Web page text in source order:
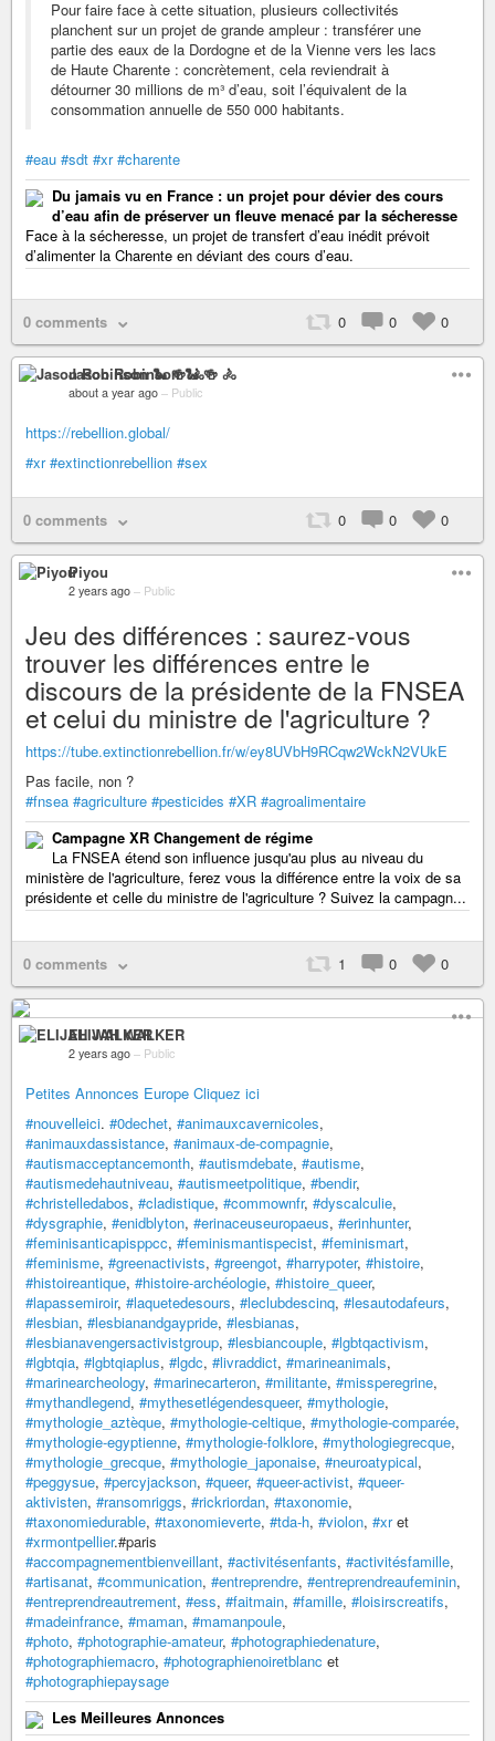
Pour faire face à cette situation, plusieurs collectivités
planchent sur un projet de grande ampleur : transférer une
partie des eaux de la Dordogne et de la Vienne vers les lacs
de Haute Charente : concrètement, cela reviendrait à
détourner 30 millions de m³ d’eau, soit l’équivalent de la
consommation annuelle de 550 000 habitants.
#eau #sdt #xr #charente
Du jamais vu en France : un projet pour dévier des cours
d’eau afin de préserver un fleuve menacé par la sécheresse
Face à la sécheresse, un projet de transfert d’eau inédit prévoit
d’alimenter la Charente en déviant des cours d’eau.
0 comments 0 0 0
Jason Robinson 🐍 🍻 🚴
about a year ago – Public
https://rebellion.global/
#xr #extinctionrebellion #sex
0 comments 0 0 0
Piyou
2 years ago – Public
Jeu des différences : saurez-vous
trouver les différences entre le
discours de la présidente de la FNSEA
et celui du ministre de l'agriculture ?
https://tube.extinctionrebellion.fr/w/ey8UVbH9RCqw2WckN2VUkE
Pas facile, non ?
#fnsea #agriculture #pesticides #XR #agroalimentaire
Campagne XR Changement de régime
La FNSEA étend son influence jusqu'au plus au niveau du
ministère de l'agriculture, ferez vous la différence entre la voix de sa
présidente et celle du ministre de l'agriculture ? Suivez la campagn...
0 comments 1 0 0
ELIJAH WALKER
2 years ago – Public
Petites Annonces Europe Cliquez ici
#nouvelleici. #0dechet, #animauxcavernicoles,
#animauxdassistance, #animaux-de-compagnie,
#autismacceptancemonth, #autismdebate, #autisme,
#autismedehautniveau, #autismeetpolitique, #bendir,
#christelledabos, #cladistique, #commownfr, #dyscalculie,
#dysgraphie, #enidblyton, #erinaceuseuropaeus, #erinhunter,
#feminisanticapisppcc, #feminismantispecist, #feminismart,
#feminisme, #greenactivists, #greengot, #harrypoter, #histoire,
#histoireantique, #histoire-archéologie, #histoire_queer,
#lapassemiroir, #laquetedesours, #leclubdescinq, #lesautodafeurs,
#lesbian, #lesbianandgaypride, #lesbianas,
#lesbianavengersactivistgroup, #lesbiancouple, #lgbtqactivism,
#lgbtqia, #lgbtqiaplus, #lgdc, #livraddict, #marineanimals,
#marinearcheology, #marinecarteron, #militante, #missperegrine,
#mythandlegend, #mythesetlégendesqueer, #mythologie,
#mythologie_aztèque, #mythologie-celtique, #mythologie-comparée,
#mythologie-egyptienne, #mythologie-folklore, #mythologiegrecque,
#mythologie_grecque, #mythologie_japonaise, #neuroatypical,
#peggysue, #percyjackson, #queer, #queer-activist, #queer-
aktivisten, #ransomriggs, #rickriordan, #taxonomie,
#taxonomiedurable, #taxonomieverte, #tda-h, #violon, #xret
#xrmontpellier.#paris
#accompagnementbienveillant, #activitésenfants, #activitésfamille,
#artisanat, #communication, #entreprendre, #entreprendreaufeminin,
#entreprendreautrement, #ess, #faitmain, #famille, #loisirscreatifs,
#madeinfrance, #maman, #mamanpoule,
#photo, #photographie-amateur, #photographiedenature,
#photographiemacro, #photographienoiretblanc et
#photographiepaysage
Les Meilleures Annonces